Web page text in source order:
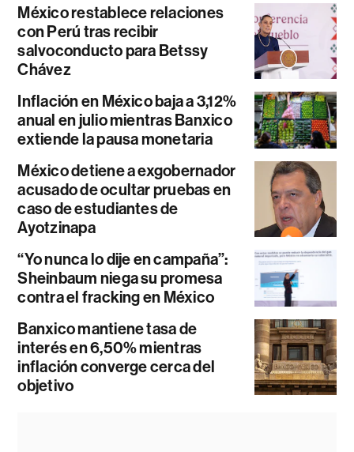
México restablece relaciones
con Perú tras recibir
salvoconducto para Betssy
Chávez
Inflación en México baja a 3,12%
anual en julio mientras Banxico
extiende la pausa monetaria
México detiene a exgobernador
acusado de ocultar pruebas en
caso de estudiantes de
Ayotzinapa
“Yo nunca lo dije en campaña”:
Sheinbaum niega su promesa
contra el fracking en México
Banxico mantiene tasa de
interés en 6,50% mientras
inflación converge cerca del
objetivo